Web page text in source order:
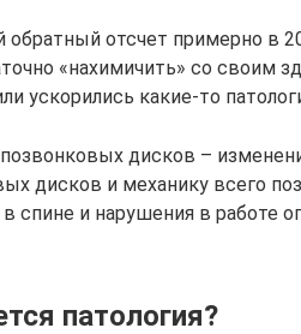
обратный отсчет примерно в
«нахимичить» со своим
ускорились какие-то
дисков –
дисков и механику всего
спине и нарушения в работе
патология?